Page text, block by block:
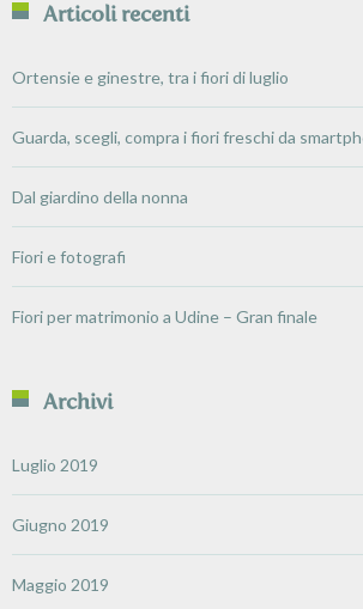
Articoli recenti
Ortensie e ginestre, tra i fiori di luglio
Guarda, scegli, compra i fiori freschi da
Dal giardino della nonna
Fiori e fotografi
Fiori per matrimonio a Udine – Gran finale
Archivi
Luglio 2019
Giugno 2019
Maggio 2019